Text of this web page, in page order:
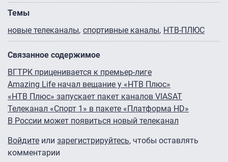
Темы
новые телеканалы спортивные каналы НТВ-ПЛЮС
Связанное содержимое
ВГТРК приценивается к премьер-лиге
Amazing Life начал вещание у «НТВ Плюс»
«НТВ Плюс» запускает пакет каналов VIASAT
Телеканал «Спорт 1» в пакете «Платформа HD»
В России может появиться новый телеканал
Войдите или зарегистрируйтесь, чтобы оставлять
комментарии